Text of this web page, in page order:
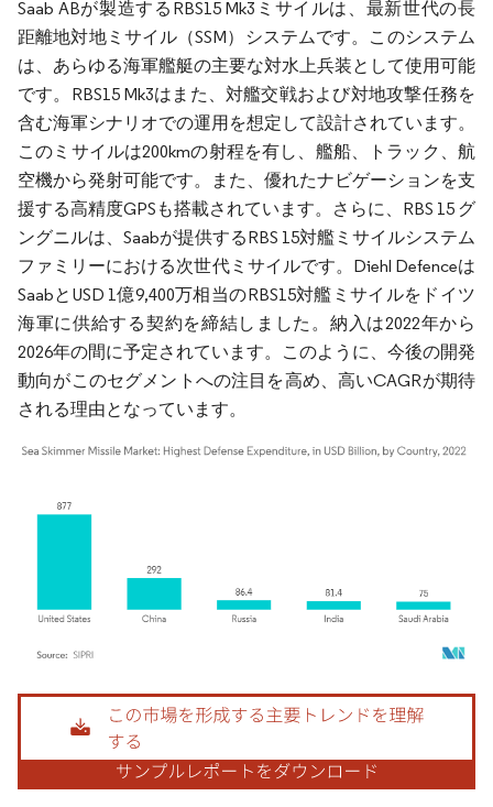
Saab ABが製造するRBS15 Mk3ミサイルは、最新世代の長
距離地対地ミサイル（SSM）システムです。このシステム
は、あらゆる海軍艦艇の主要な対水上兵装として使用可能
です。RBS15 Mk3はまた、対艦交戦および対地攻撃任務を
含む海軍シナリオでの運用を想定して設計されています。
このミサイルは200kmの射程を有し、艦船、トラック、航
空機から発射可能です。また、優れたナビゲーションを支
援する高精度GPSも搭載されています。さらに、RBS 15 グ
ングニルは、Saabが提供するRBS 15対艦ミサイルシステム
ファミリーにおける次世代ミサイルです。Diehl Defenceは
SaabとUSD 1億9,400万相当のRBS15対艦ミサイルをドイツ
海軍に供給する契約を締結しました。納入は2022年から
2026年の間に予定されています。このように、今後の開発
動向がこのセグメントへの注目を高め、高いCAGRが期待
される理由となっています。
画像 © Mordor Intelligence。再利用にはCC BY 4.0の表示が必要です。